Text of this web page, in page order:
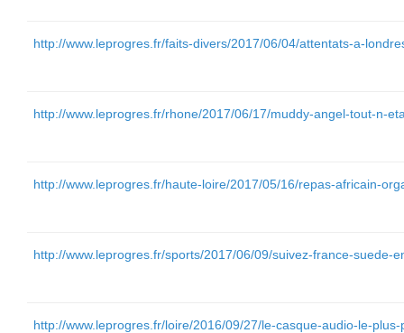
http://www.leprogres.fr/faits-divers/2017/06/04/attentats-a-
http://www.leprogres.fr/rhone/2017/06/17/muddy-angel-tout-n-
http://www.leprogres.fr/haute-loire/2017/05/16/repas-africain-
http://www.leprogres.fr/sports/2017/06/09/suivez-france-suede-
http://www.leprogres.fr/loire/2016/09/27/le-casque-audio-le-